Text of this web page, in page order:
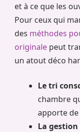
et à ce que les
Pour ceux qui
des méthodes
originale peut
un atout déco
Le tri
chambre
apporte de
La